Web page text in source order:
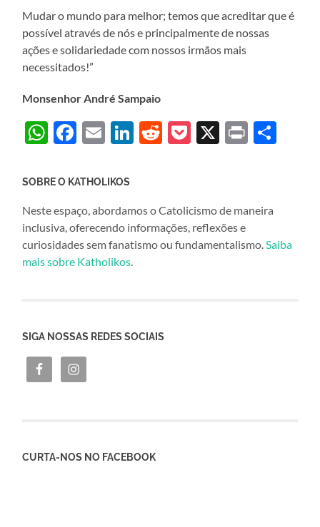
Mudar o mundo para melhor; temos que acreditar que é
possível através de nós e principalmente de nossas
ações e solidariedade com nossos irmãos mais
necessitados!”
Monsenhor André Sampaio
WhatsApp
Facebook
EmailLinkedIn
Reddit
Pocket
X Print
SOBRE O KATHOLIKOS
Neste espaço, abordamos o Catolicismo de maneira
inclusiva, oferecendo informações, reflexões e
curiosidades sem fanatismo ou fundamentalismo.Saiba
mais sobre Katholikos.
SIGA NOSSAS REDES SOCIAIS
CURTA-NOS NO FACEBOOK